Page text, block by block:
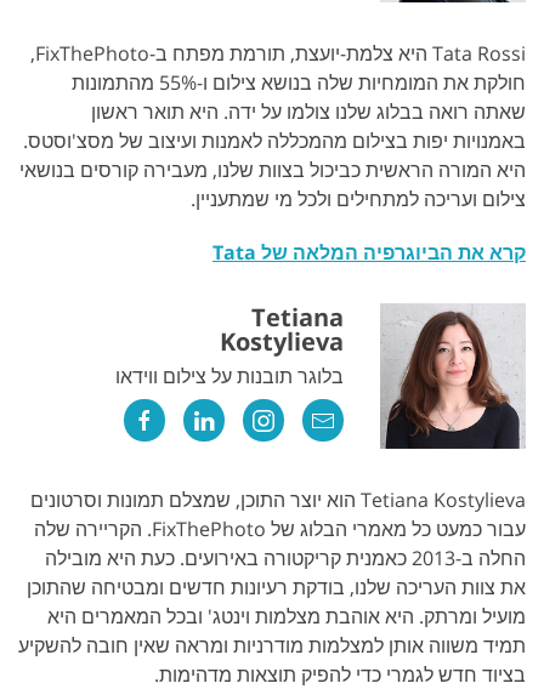
Tata Rossi היא צלמת-יועצת, תורמת מפתח ב-FixThePhoto,
חולקת את המומחיות שלה בנושא צילום ו-55% מהתמונות
שאתה רואה בבלוג שלנו צולמו על ידה. היא תואר ראשון
באמנויות יפות בצילום מהמכללה לאמנות ועיצוב של מסצ'וסטס.
היא המורה הראשית כביכול בצוות שלנו, מעבירה קורסים בנושאי
צילום ועריכה למתחילים ולכל מי שמתעניין.
קרא את הביוגרפיה המלאה של Tata
Tetiana
Kostylieva
בלוגר תובנות על צילום ווידאו
Tetiana Kostylieva הוא יוצר התוכן, שמצלם תמונות וסרטונים
עבור כמעט כל מאמרי הבלוג של FixThePhoto. הקריירה שלה
החלה ב-2013 כאמנית קריקטורה באירועים. כעת היא מובילה
את צוות העריכה שלנו, בודקת רעיונות חדשים ומבטיחה שהתוכן
מועיל ומרתק. היא אוהבת מצלמות וינטג' ובכל המאמרים היא
תמיד משווה אותן למצלמות מודרניות ומראה שאין חובה להשקיע
בציוד חדש לגמרי כדי להפיק תוצאות מדהימות.